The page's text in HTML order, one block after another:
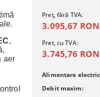
,
aer
Preţ, fără TVA:
3.095,67 RON
Pret, cu TVA:
3.745,76 RON
Alimentare
Debit maxim: